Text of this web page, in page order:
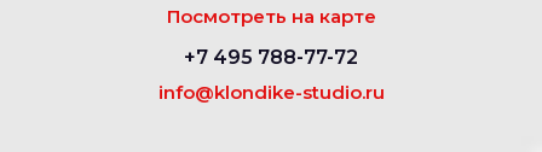
Посмотреть на карте
+7 495 788-77-72
info@klondike-studio.ru